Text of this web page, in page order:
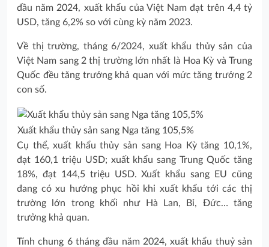
đầu năm 2024, xuất khẩu của Việt Nam đạt trên 4,4 tỷ
USD, tăng 6,2% so với cùng kỳ năm 2023.
Về thị trường, tháng 6/2024, xuất khẩu thủy sản của
Việt Nam sang 2 thị trường lớn nhất là Hoa Kỳ và Trung
Quốc đều tăng trưởng khả quan với mức tăng trưởng 2
con số.
Xuất khẩu thủy sản sang Nga tăng 105,5%
Cụ thể, xuất khẩu thủy sản sang Hoa Kỳ tăng 10,1%,
đạt 160,1 triệu USD; xuất khẩu sang Trung Quốc tăng
18%, đạt 144,5 triệu USD. Xuất khẩu sang EU cũng
đang có xu hướng phục hồi khi xuất khẩu tới các thị
trường lớn trong khối như Hà Lan, Bỉ, Đức… tăng
trưởng khả quan.
Tính chung 6 tháng đầu năm 2024, xuất khẩu thuỷ sản